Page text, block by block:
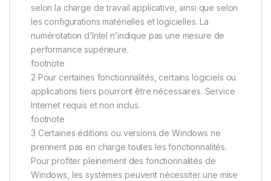
selon la charge de travail applicative, ainsi que selon
les configurations matérielles et logicielles. La
numérotation d’Intel n’indique pas une mesure de
performance supérieure.
footnote
2 Pour certaines fonctionnalités, certains logiciels ou
applications tiers pourront être nécessaires. Service
Internet requis et non inclus.
footnote
3 Certaines éditions ou versions de Windows ne
prennent pas en charge toutes les fonctionnalités.
Pour profiter pleinement des fonctionnalités de
Windows, les systèmes peuvent nécessiter une mise